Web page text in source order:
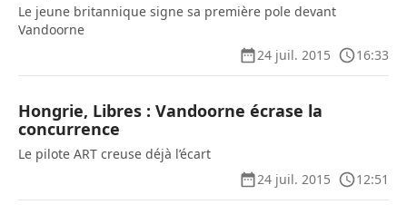
Le jeune britannique signe sa première pole devant
Vandoorne
24 juil. 2015
16:33
Hongrie, Libres : Vandoorne écrase la
concurrence
Le pilote ART creuse déjà l’écart
24 juil. 2015
12:51